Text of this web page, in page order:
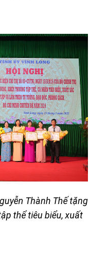
Thành Thếtặng
thể tiêu biểu, xuất